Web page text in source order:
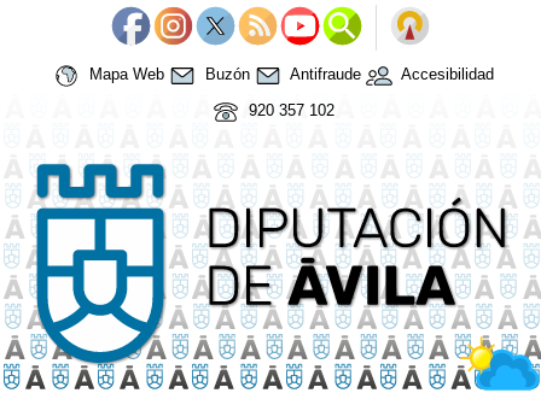
Mapa Web Buzón Antifraude
Accesibilidad
920 357 102